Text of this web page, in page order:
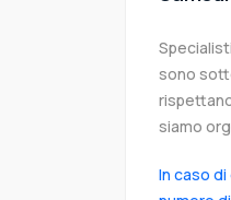
sono
siamo
In caso